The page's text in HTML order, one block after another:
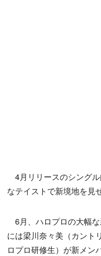
4月リリースのシング
なテイストで新境地を見
6月、ハロプロの大幅
には梁川奈々美（カント
ロプロ研修生）が新メン